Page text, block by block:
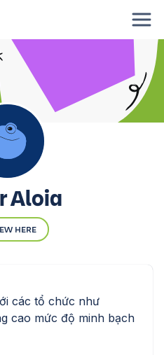
Aloia
HERE
các tổ chức như
cao mức độ minh bạch